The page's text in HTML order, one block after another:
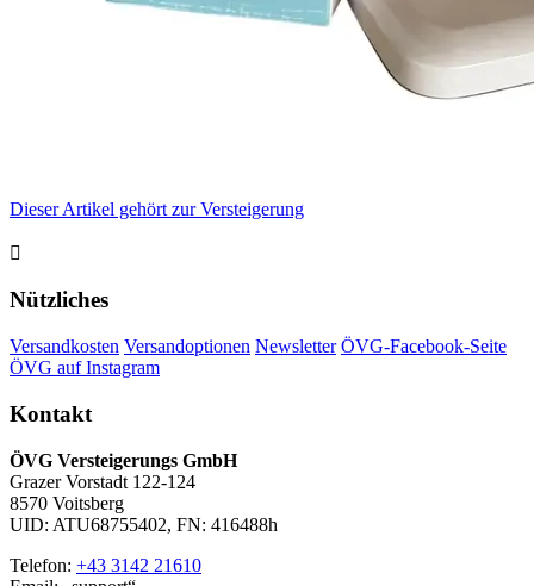
Dieser Artikel gehört zur Versteigerung

Nützliches
Versandkosten Versandoptionen Newsletter ÖVG-Facebook-Seite
ÖVG auf Instagram
Kontakt
ÖVG Versteigerungs GmbH
Grazer Vorstadt 122-124
8570 Voitsberg
UID: ATU68755402, FN: 416488h
Telefon: +43 3142 21610